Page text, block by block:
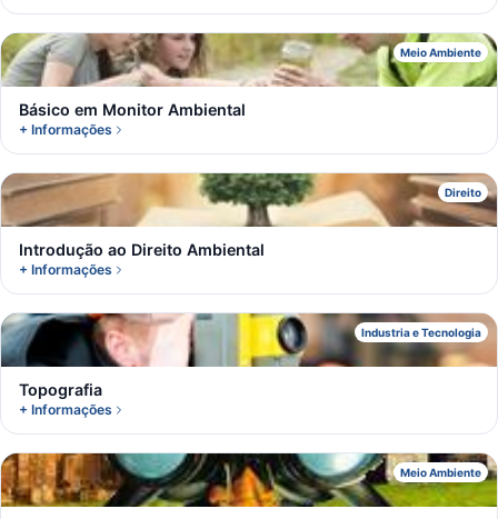
Meio Ambiente
B
Básico em Monitor Ambiental
+ Informações
Direito
I
Introdução ao Direito Ambiental
+ Informações
Industria e Tecnologia
T
Topografia
+ Informações
Meio Ambiente
A